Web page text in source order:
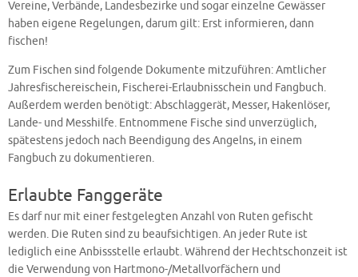
Vereine, Verbände, Landesbezirke und sogar einzelne Gewässer
haben eigene Regelungen, darum gilt: Erst informieren, dann
fischen!
Zum Fischen sind folgende Dokumente mitzuführen: Amtlicher
Jahresfischereischein, Fischerei-Erlaubnisschein und Fangbuch.
Außerdem werden benötigt: Abschlaggerät, Messer, Hakenlöser,
Lande- und Messhilfe. Entnommene Fische sind unverzüglich,
spätestens jedoch nach Beendigung des Angelns, in einem
Fangbuch zu dokumentieren.
Erlaubte Fanggeräte
Es darf nur mit einer festgelegten Anzahl von Ruten gefischt
werden. Die Ruten sind zu beaufsichtigen. An jeder Rute ist
lediglich eine Anbissstelle erlaubt. Während der Hechtschonzeit ist
die Verwendung von Hartmono-/Metallvorfächern und